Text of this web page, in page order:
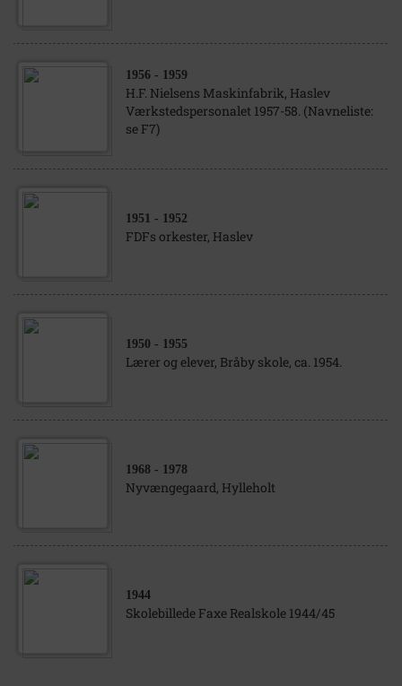
1956 - 1959
H.F. Nielsens Maskinfabrik, Haslev
Værkstedspersonalet 1957-58. (Navneliste:
se F7)
1951 - 1952
FDFs orkester, Haslev
1950 - 1955
Lærer og elever, Bråby skole, ca. 1954.
1968 - 1978
Nyvængegaard, Hylleholt
1944
Skolebillede Faxe Realskole 1944/45